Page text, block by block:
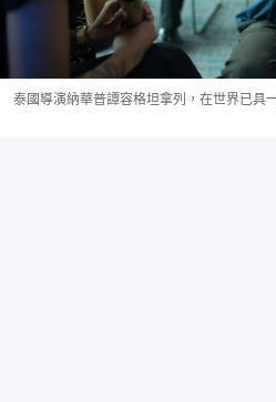
泰國導演納華普譚容格坦拿列，在世界已具